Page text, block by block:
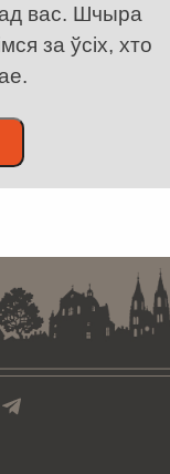
вас. Шчыра
за ўсіх, хто